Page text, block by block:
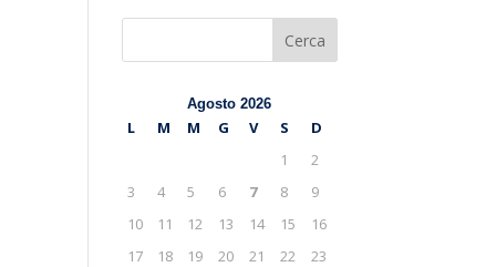
Cerca
Agosto 2026
L M M G V S
D
1
2
3
4 5 6 7 8
9
10
11 12 13 14 15
16
17
18 19 20 21 22
23